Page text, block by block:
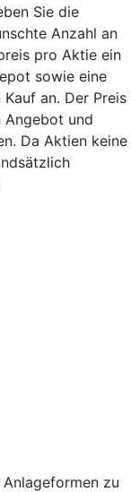
Sie die
Anzahl an
pro Aktie ein
sowie eine
an. Der Preis
Angebot und
Da Aktien keine
zu